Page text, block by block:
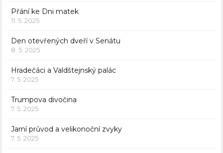
Přání ke Dni matek
11. 5. 2025
Den otevřených dveří v Senátu
8. 5. 2025
Hradečáci a Valdštejnský palác
7. 5. 2025
Trumpova divočina
7. 5. 2025
Jarní průvod a velikonoční zvyky
7. 5. 2025